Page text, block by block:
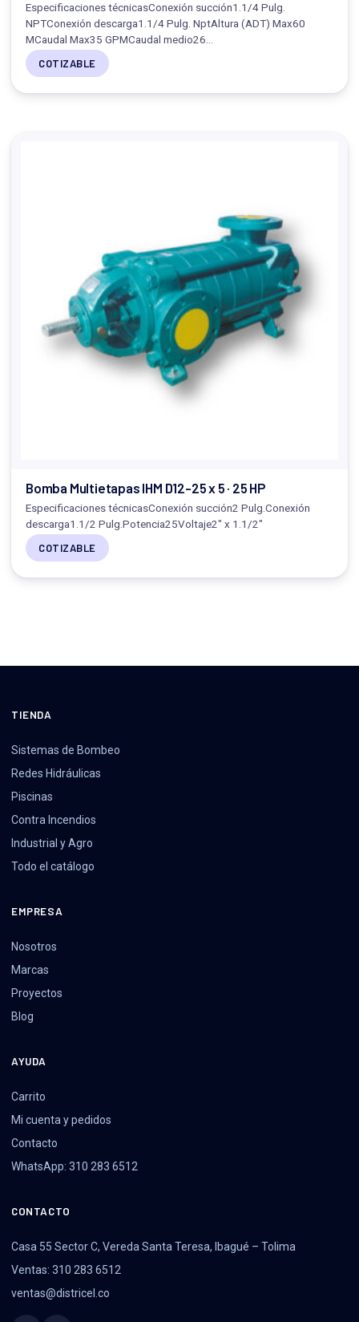
Especificaciones técnicasConexión succión1.1/4 Pulg.
NPTConexión descarga1.1/4 Pulg. NptAltura (ADT) Max60
MCaudal Max35 GPMCaudal medio26…
COTIZABLE
Bomba Multietapas IHM D12-25 x 5 · 25 HP
Especificaciones técnicasConexión succión2 Pulg.Conexión
descarga1.1/2 Pulg.Potencia25Voltaje2" x 1.1/2"
COTIZABLE
TIENDA
Sistemas de Bombeo
Redes Hidráulicas
Piscinas
Contra Incendios
Industrial y Agro
Todo el catálogo
EMPRESA
Nosotros
Marcas
Proyectos
Blog
AYUDA
Carrito
Mi cuenta y pedidos
Contacto
WhatsApp: 310 283 6512
CONTACTO
Casa 55 Sector C, Vereda Santa Teresa, Ibagué – Tolima
Ventas: 310 283 6512
ventas@districel.co